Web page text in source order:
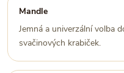
Mandle
Jemná a univerzální volba
svačinových krabiček.